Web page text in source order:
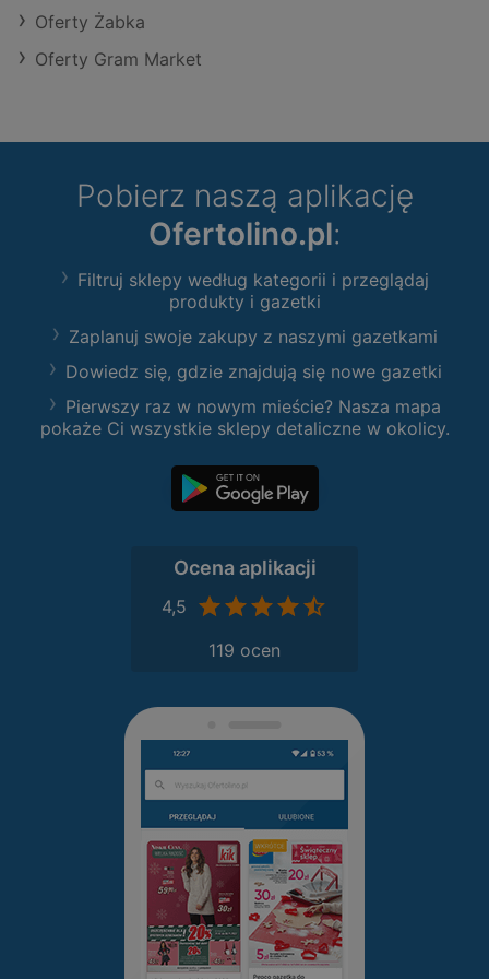
Oferty Żabka
Oferty Gram Market
Pobierz naszą aplikację
Ofertolino.pl:
Filtruj sklepy według kategorii i przeglądaj
produkty i gazetki
Zaplanuj swoje zakupy z naszymi gazetkami
Dowiedz się, gdzie znajdują się nowe gazetki
Pierwszy raz w nowym mieście? Nasza mapa
pokaże Ci wszystkie sklepy detaliczne w okolicy.
Ocena aplikacji
4,5
119 ocen